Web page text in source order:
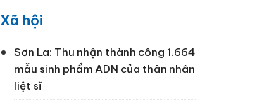
Xã hội
Sơn La: Thu nhận thành công 1.664
mẫu sinh phẩm ADN của thân nhân
liệt sĩ